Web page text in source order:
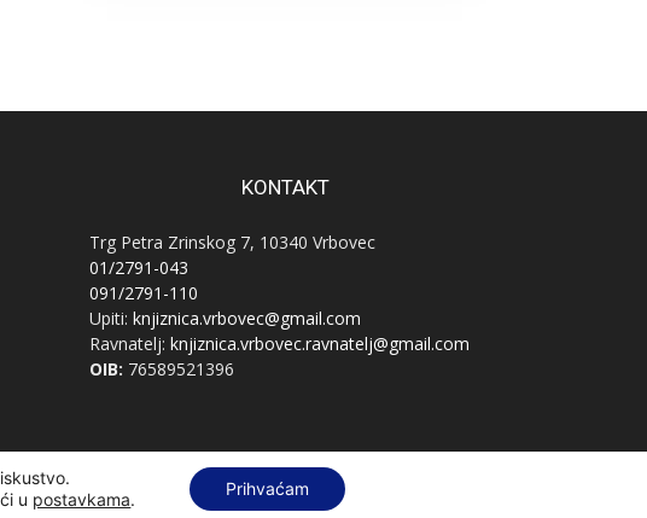
KONTAKT
Trg Petra Zrinskog 7, 10340 Vrbovec
01/2791-043
091/2791-110
Upiti: knjiznica.vrbovec@gmail.com
Ravnatelj: knjiznica.vrbovec.ravnatelj@gmail.com
OIB: 76589521396
u postavkama.
Prihvaćam